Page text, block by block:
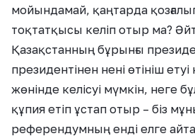
мойындамай, қаңтарда
тоқтатқысы келіп отыр ма?
Қазақстанның бұрынғы
президентінен нені өтініш
жөнінде келісуі мүмкін, неге
құпия етіп ұстап отыр – біз
референдумның енді елге